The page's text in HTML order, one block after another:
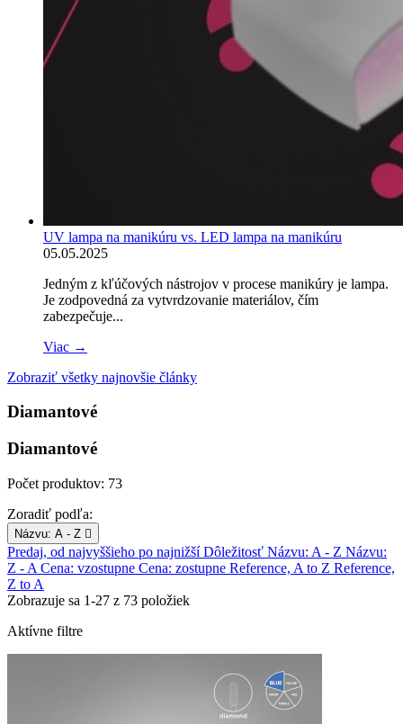
UV lampa na manikúru vs. LED lampa na manikúru
05.05.2025
Jedným z kľúčových nástrojov v procese manikúry je lampa.
Je zodpovedná za vytvrdzovanie materiálov, čím
zabezpečuje...
Viac →
Zobraziť všetky najnovšie články
Diamantové
Diamantové
Počet produktov: 73
Zoradiť podľa:
Názvu: A - Z 
Predaj, od najvyššieho po najnižšíDôležitosť Názvu: A - Z Názvu:
Z - A Cena: vzostupne Cena: zostupne Reference, A to Z Reference,
Z to A
Zobrazuje sa 1-27 z 73 položiek
Aktívne filtre